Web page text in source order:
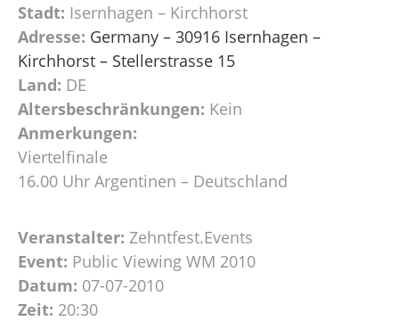
Stadt: Isernhagen – Kirchhorst
Adresse: Germany – 30916 Isernhagen –
Kirchhorst – Stellerstrasse 15
Land: DE
Altersbeschränkungen: Kein
Anmerkungen:
Viertelfinale
16.00 Uhr Argentinen – Deutschland
Veranstalter: Zehntfest.Events
Event: Public Viewing WM 2010
Datum: 07-07-2010
Zeit: 20:30